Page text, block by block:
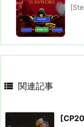
 関連記事